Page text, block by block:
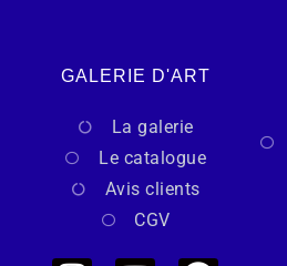
GALERIE D'ART
La galerie
Le catalogue
Avis clients
CGV